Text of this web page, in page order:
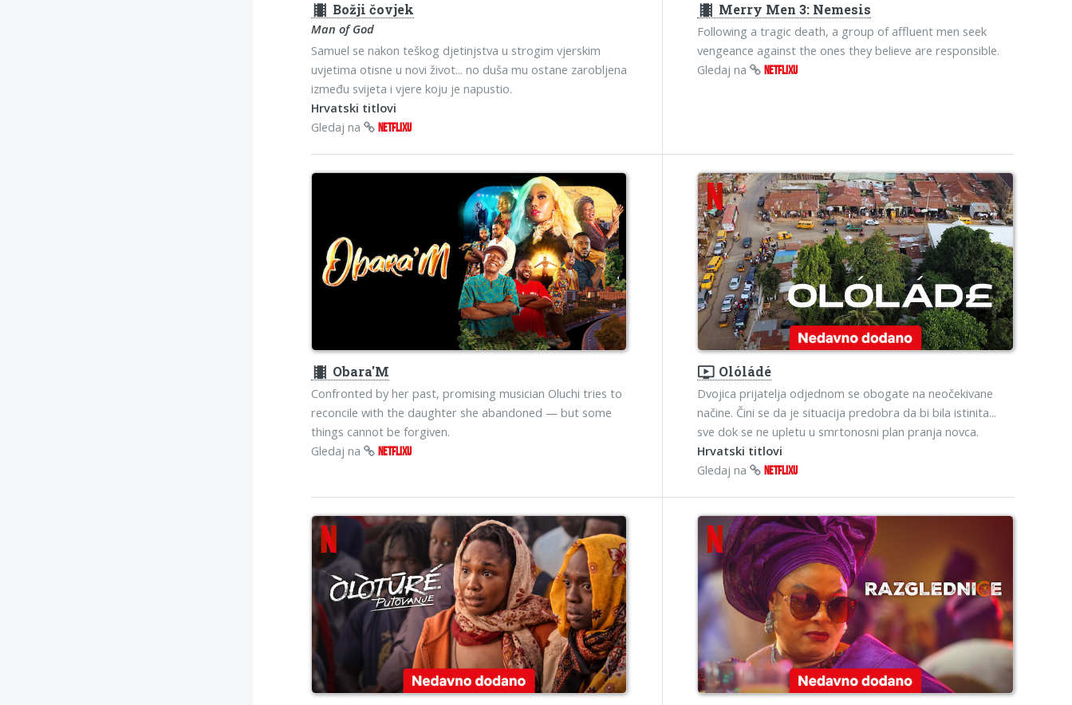
theaters Božji čovjek
Man of God
Samuel se nakon teškog djetinjstva u strogim vjerskim
uvjetima otisne u novi život... no duša mu ostane zarobljena
između svijeta i vjere koju je napustio.
Hrvatski titlovi
Gledaj na
NETFLIXU
theaters Merry Men 3: Nemesis
Following a tragic death, a group of affluent men seek
vengeance against the ones they believe are responsible.
Gledaj na
NETFLIXU
theaters Obara'M
Confronted by her past, promising musician Oluchi tries to
reconcile with the daughter she abandoned — but some
things cannot be forgiven.
Gledaj na
NETFLIXU
ondemand_video Olóládé
Dvojica prijatelja odjednom se obogate na neočekivane
načine. Čini se da je situacija predobra da bi bila istinita...
sve dok se ne upletu u smrtonosni plan pranja novca.
Hrvatski titlovi
Gledaj na
NETFLIXU